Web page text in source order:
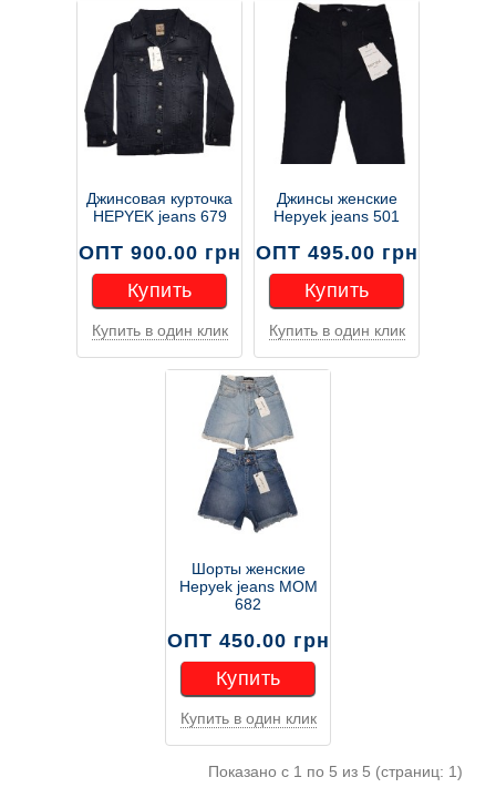
Джинсовая курточка
HEPYEK jeans 679
ОПТ 900.00 грн
Купить
Купить
Купить в один клик
Джинсы женские
Hepyek jeans 501
ОПТ 495.00 грн
Купить
Купить
Купить в один клик
Шорты женские
Hepyek jeans MOM
682
ОПТ 450.00 грн
Купить
Купить
Купить в один клик
Показано с 1 по 5 из 5 (страниц: 1)